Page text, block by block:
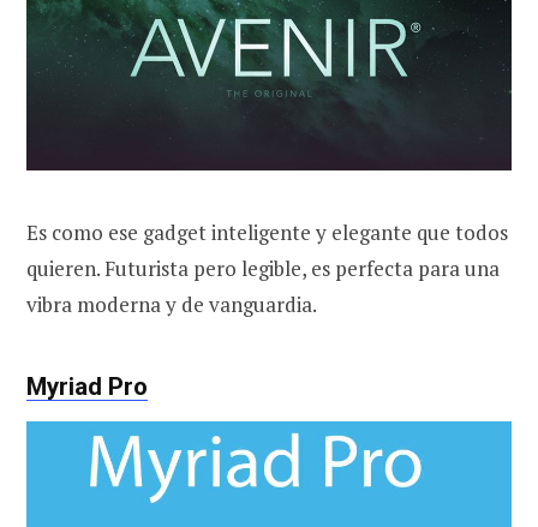
Es como ese gadget inteligente y elegante que todos
quieren. Futurista pero legible, es perfecta para una
vibra moderna y de vanguardia.
Myriad Pro